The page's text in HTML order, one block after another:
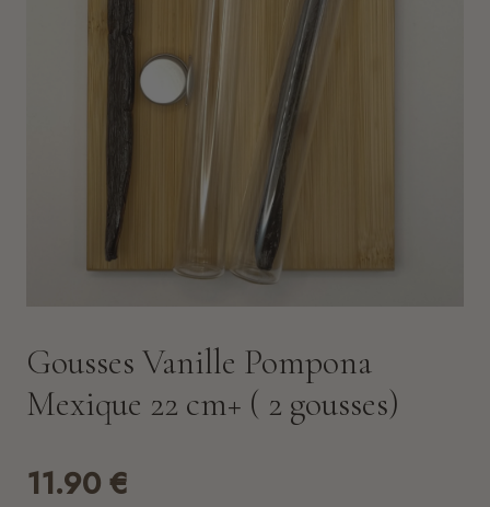
Gousses Vanille Pompona
Mexique 22 cm+ ( 2 gousses)
11.90€